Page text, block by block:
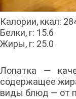
Калории, ккал:
Белки, г: 15.6
Жиры, г: 25.0
Лопатка —
содержащее
виды блюд — от